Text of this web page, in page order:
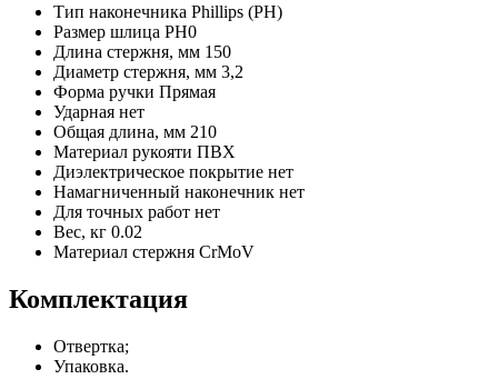
Тип наконечника Phillips (PH)
Размер шлица PH0
Длина стержня, мм 150
Диаметр стержня, мм 3,2
Форма ручки Прямая
Ударная нет
Общая длина, мм 210
Материал рукояти ПВХ
Диэлектрическое покрытие нет
Намагниченный наконечник нет
Для точных работ нет
Вес, кг 0.02
Материал стержня CrMoV
Комплектация
Отвертка;
Упаковка.